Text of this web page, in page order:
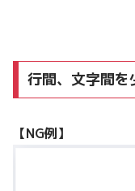
行間、文字間を
【NG例】